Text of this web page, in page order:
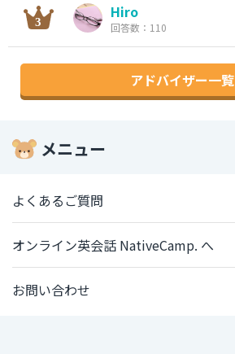
Hiro
回答数：110
アドバイザー一覧
メニュー
よくあるご質問
オンライン英会話 NativeCamp. へ
お問い合わせ